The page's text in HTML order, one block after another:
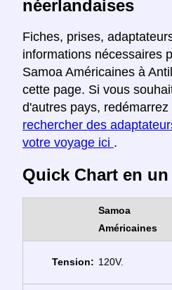
néerlandaises
Fiches, prises,
informations nécessaires
Samoa Américaines à
cette page. Si vous
d'autres pays, redémarrez
rechercher des
votre voyage ici .
Quick Chart en
Samoa
Américaines
Tension: 120V.